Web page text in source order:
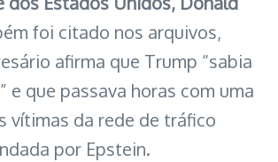
foi citado nos arquivos,
afirma que Trump “sabia
e que passava horas com uma
vítimas da rede de tráfico
por Epstein.